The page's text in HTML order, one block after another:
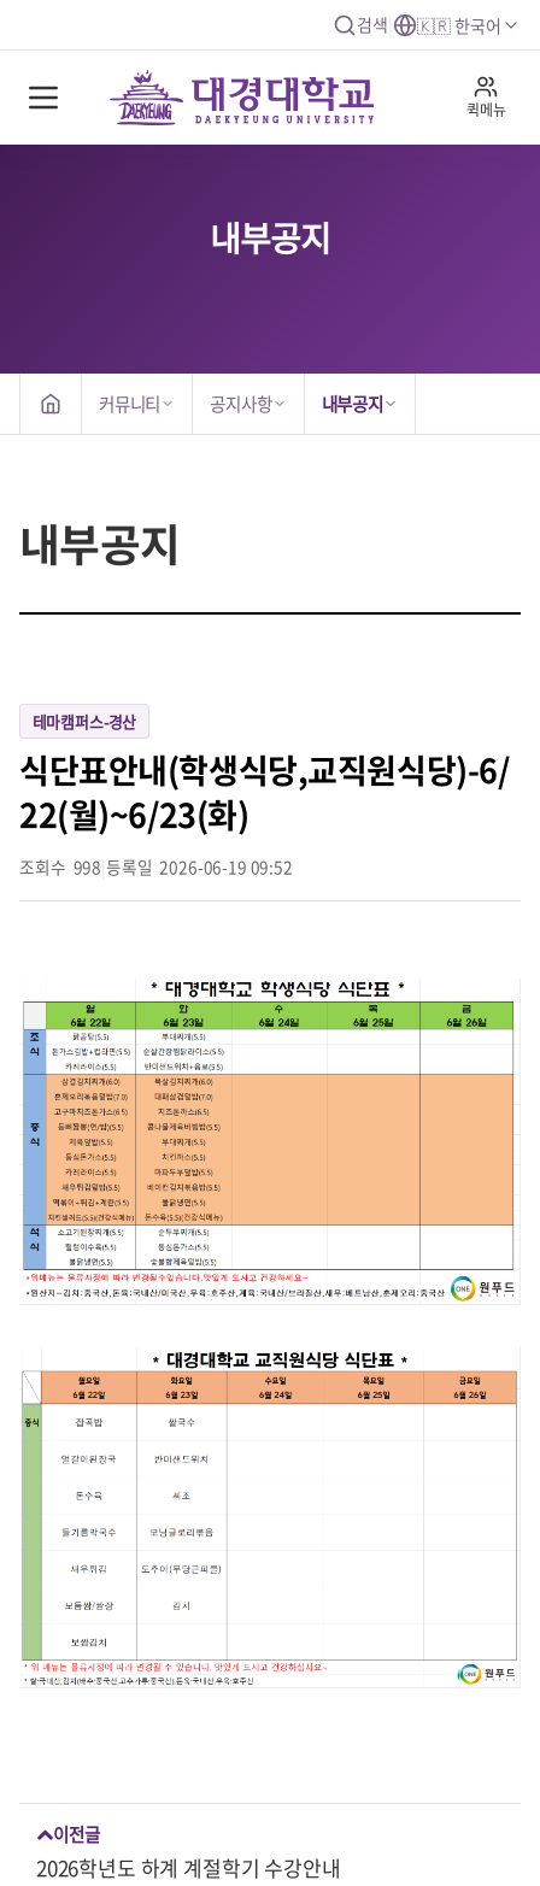
검색 🇰🇷 한국어
퀵메뉴
내부공지
커뮤니티 공지사항 내부공지
내부공지
테마캠퍼스-경산
식단표안내(학생식당,교직원식당)-6/
22(월)~6/23(화)
조회수 998 등록일 2026-06-19 09:52
이전글
2026학년도 하계 계절학기 수강안내